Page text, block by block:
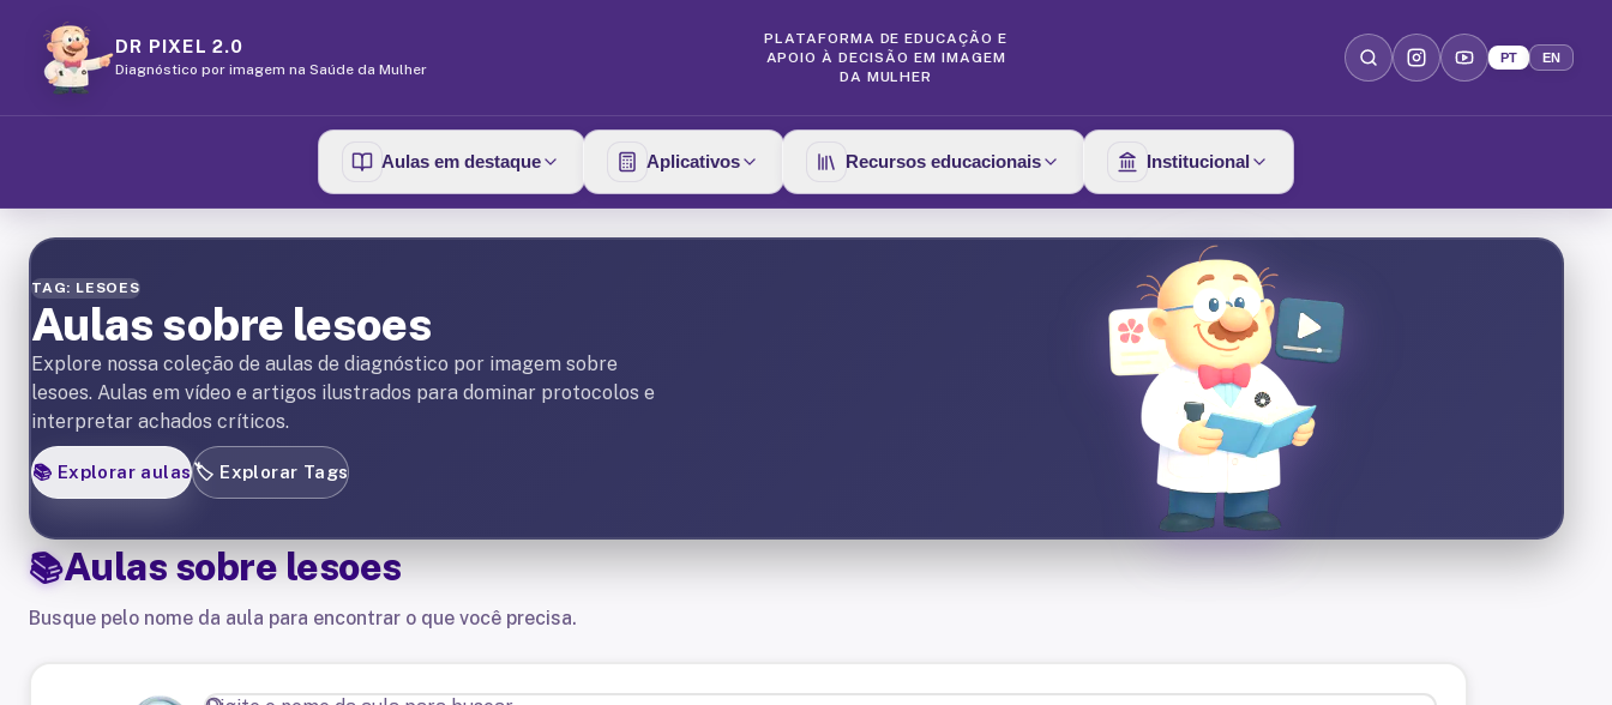
DR PIXEL 2.0
Diagnóstico por imagem na Saúde da Mulher
PLATAFORMA DE EDUCAÇÃO E
APOIO À DECISÃO EM IMAGEM
DA MULHER
PT EN
Aulas em destaque Aplicativos Recursos educacionais Institucional
TAG: LESOES
Aulas sobre lesoes
Explore nossa coleção de aulas de diagnóstico por imagem sobre
lesoes. Aulas em vídeo e artigos ilustrados para dominar protocolos e
interpretar achados críticos.
📚 Explorar aulas🏷️ Explorar Tags
Aulas sobrelesoes
Busque pelo nome da aula para encontrar o que você precisa.